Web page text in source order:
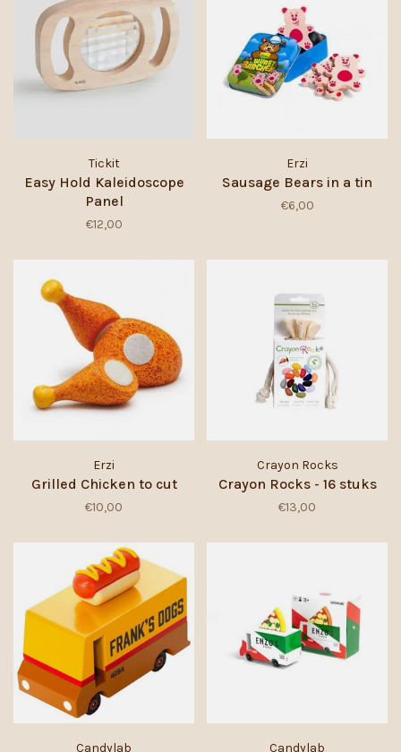
Tickit
Easy Hold Kaleidoscope
Panel
€12,00
Erzi
Sausage Bears in a tin
€6,00
Erzi
Grilled Chicken to cut
€10,00
Crayon Rocks
Crayon Rocks - 16 stuks
€13,00
Candylab Candylab